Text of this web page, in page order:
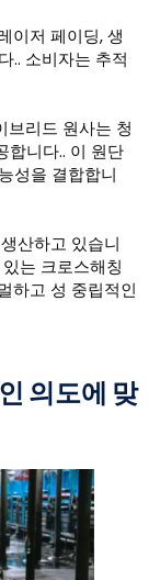
이저 페이딩, 생
.. 소비자는 추적
브리드 원사는 청
합니다.. 이 원단
성을 결합합니
산하고 있습니
는 크로스해칭
하고 성 중립적인
의도에 맞